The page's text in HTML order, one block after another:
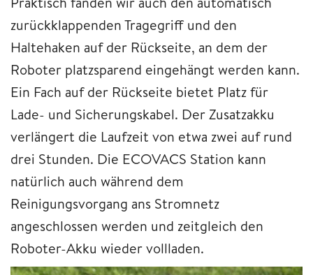
zurückklappenden Tragegriff und den
Haltehaken auf der Rückseite, an dem der
Roboter platzsparend eingehängt werden kann.
Ein Fach auf der Rückseite bietet Platz für
Lade- und Sicherungskabel. Der Zusatzakku
verlängert die Laufzeit von etwa zwei auf rund
drei Stunden. Die ECOVACS Station kann
natürlich auch während dem
Reinigungsvorgang ans Stromnetz
angeschlossen werden und zeitgleich den
Roboter-Akku wieder vollladen.